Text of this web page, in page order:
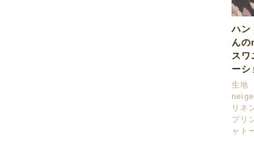
ハン
んの
スワ
ーシ
生地
リネ
プリ
ャト